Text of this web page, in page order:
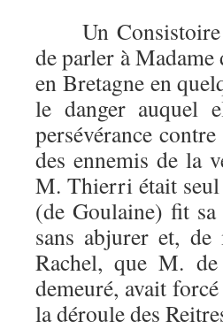
Un Consistoire
de parler à
en Bretagne en
le danger auquel
persévérance
des ennemis de la
M. Thierri était
(de Goulaine) fit sa
sans abjurer et,
Rachel, que M.
demeuré, avait
la déroule des